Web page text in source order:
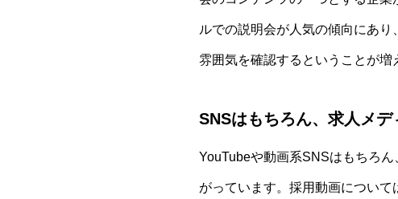
ルでの説明会が人気の傾向にあ
雰囲気を確認するということが増
SNSはもちろん、求人メ
YouTubeや動画系SNSはもちろ
がっています。採用動画につい